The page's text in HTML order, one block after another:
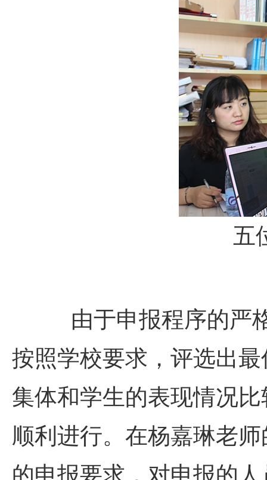
五
由于申报程序的严格
按照学校要求，评选出
集体和学生的表现情况
顺利进行。在杨嘉琳老
的申报要求，对申报的